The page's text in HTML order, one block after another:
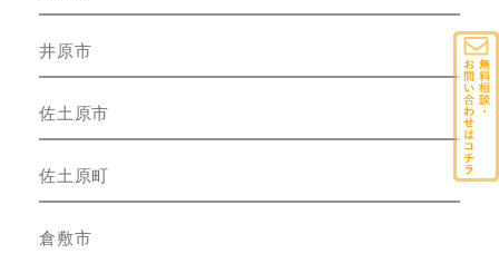
井原市
佐土原市
佐土原町
倉敷市